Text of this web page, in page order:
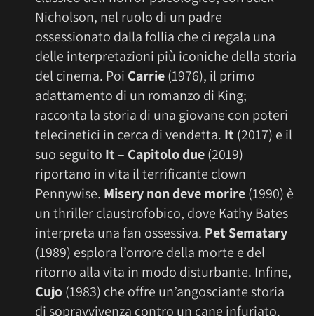
Nicholson, nel ruolo di un padre
ossessionato dalla follia che ci regala una
delle interpretazioni più iconiche della storia
del cinema. Poi Carrie(1976), il primo
adattamento di un romanzo di King;
racconta la storia di una giovane con poteri
telecinetici in cerca di vendetta. It (2017) e il
suo seguito It – Capitolo due(2019)
riportano in vita il terrificante clown
Pennywise. Misery non deve morire(1990) è
un thriller claustrofobico, dove Kathy Bates
interpreta una fan ossessiva. Pet Sematary
(1989) esplora l’orrore della morte e del
ritorno alla vita in modo disturbante. Infine,
Cujo(1983) che offre un’angosciante storia
di sopravvivenza contro un cane infuriato.